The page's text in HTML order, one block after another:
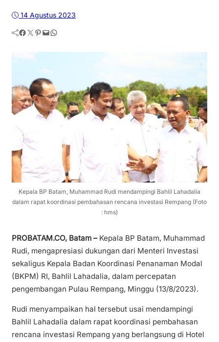
14 Agustus 2023
Facebook Twitter Pinterest Mail WhatsApp
Kepala BP Batam, Muhammad Rudi mendampingi Bahlil Lahadalia
dalam rapat koordinasi pembahasan rencana investasi Rempang (Foto
: hms)
PROBATAM.CO, Batam –Kepala BP Batam, Muhammad
Rudi, mengapresiasi dukungan dari Menteri Investasi
sekaligus Kepala Badan Koordinasi Penanaman Modal
(BKPM) RI, Bahlil Lahadalia, dalam percepatan
pengembangan Pulau Rempang, Minggu (13/8/2023).
Rudi menyampaikan hal tersebut usai mendampingi
Bahlil Lahadalia dalam rapat koordinasi pembahasan
rencana investasi Rempang yang berlangsung di Hotel